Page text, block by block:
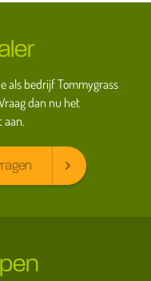
als bedrijf Tommygrass
dan nu het
aan.